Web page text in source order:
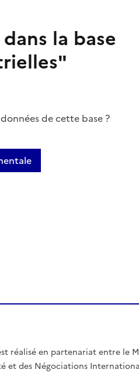
la base
de cette base ?
réalisé en partenariat entre le
et des Négociations